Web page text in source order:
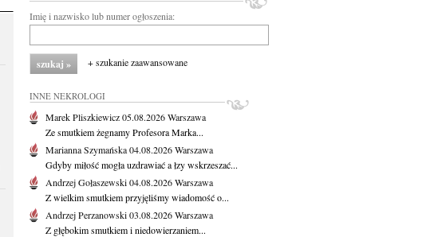
Imię i nazwisko lub numer ogłoszenia:
+ szukanie zaawansowane
INNE NEKROLOGI
Marek Pliszkiewicz05.08.2026Warszawa
Ze smutkiem żegnamy Profesora Marka...
Marianna Szymańska04.08.2026Warszawa
Gdyby miłość mogła uzdrawiać a łzy wskrzeszać...
Andrzej Gołaszewski04.08.2026Warszawa
Z wielkim smutkiem przyjęliśmy wiadomość o...
Andrzej Perzanowski03.08.2026Warszawa
Z głębokim smutkiem i niedowierzaniem...